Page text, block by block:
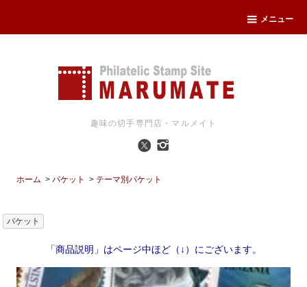
メニュー
趣味の切手専門店・マルメイト
ホーム >パケット >テーマ別パケット
パケット
「商品説明」はページ中ほど（↓）にございます。